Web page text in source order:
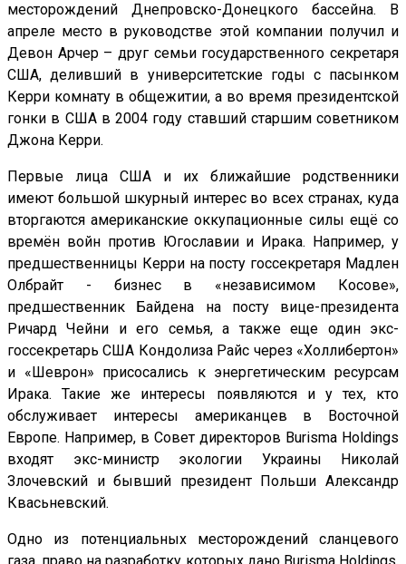
месторождений Днепровско-Донецкого бассейна. В
апреле место в руководстве этой компании получил и
Девон Арчер – друг семьи государственного секретаря
США, деливший в университетские годы с пасынком
Керри комнату в общежитии, а во время президентской
гонки в США в 2004 году ставший старшим советником
Джона Керри.
Первые лица США и их ближайшие родственники
имеют большой шкурный интерес во всех странах, куда
вторгаются американские оккупационные силы ещё со
времён войн против Югославии и Ирака. Например, у
предшественницы Керри на посту госсекретаря Мадлен
Олбрайт - бизнес в «независимом Косове»,
предшественник Байдена на посту вице-президента
Ричард Чейни и его семья, а также еще один экс-
госсекретарь США Кондолиза Райс через «Холлибертон»
и «Шеврон» присосались к энергетическим ресурсам
Ирака. Такие же интересы появляются и у тех, кто
обслуживает интересы американцев в Восточной
Европе. Например, в Совет директоров Burisma Holdings
входят экс-министр экологии Украины Николай
Злочевский и бывший президент Польши Александр
Квасьневский.
Одно из потенциальных месторождений сланцевого